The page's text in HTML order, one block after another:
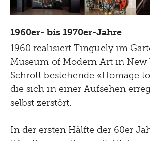
1960er- bis 1970er-Jahre
1960 realisiert Tinguely im
Museum of Modern Art in New
Schrott bestehende «Homage
die sich in einer Aufsehen
selbst zerstört.
In der ersten Hälfte der 60er